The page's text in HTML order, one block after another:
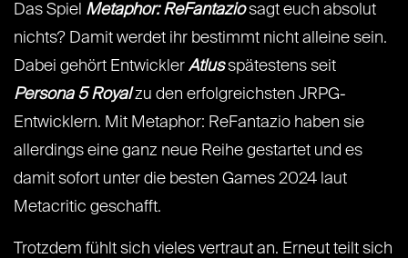
Das Spiel Metaphor: ReFantaziosagt euch absolut
nichts? Damit werdet ihr bestimmt nicht alleine sein.
Dabei gehört Entwickler Atlus spätestens seit
Persona 5 Royalzu den erfolgreichsten JRPG-
Entwicklern. Mit Metaphor: ReFantazio haben sie
allerdings eine ganz neue Reihe gestartet und es
damit sofort unter die besten Games 2024 laut
Metacritic geschafft.
Trotzdem fühlt sich vieles vertraut an. Erneut teilt sich